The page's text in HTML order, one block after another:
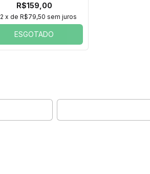
R$159,00
2 x de R$79,50 sem juros
ESGOTADO